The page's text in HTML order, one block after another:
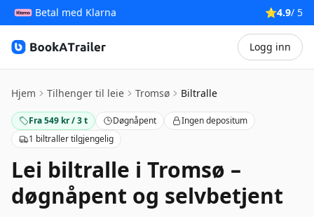
Betal med Klarna ⭐4.9/ 5
Logg inn
Hjem Tilhenger til leie Tromsø Biltralle
Fra 549 kr / 3 t Døgnåpent
Ingen depositum
1 biltraller tilgjengelig
Lei biltralle i Tromsø –
døgnåpent og selvbetjent